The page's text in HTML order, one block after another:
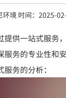
境 时间：2025-02-
提供一站式服务
服务的专业性和
务的分析：